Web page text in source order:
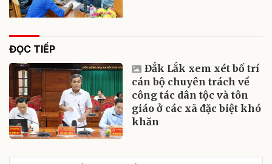
ĐỌC TIẾP
Đắk Lắk xem xét bố trí
cán bộ chuyên trách về
công tác dân tộc và tôn
giáo ở các xã đặc biệt khó
khăn